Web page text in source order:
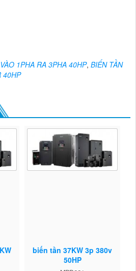
1PHA RA 3PHA 40HP, BIẾN TẦN
40HP
biến tần 37KW 3p 380v
50HP